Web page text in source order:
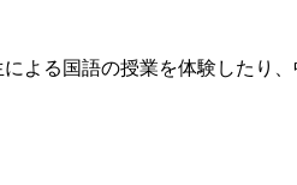
る国語の授業を体験したり